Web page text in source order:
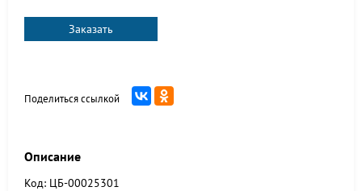
Заказать
Поделиться ссылкой
Описание
Код: ЦБ-00025301